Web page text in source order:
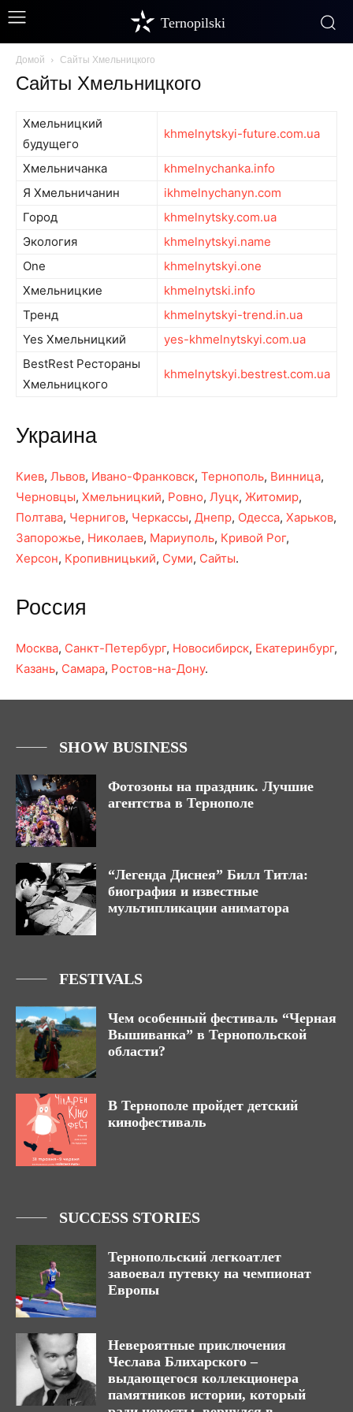
Ternopilski
Домой Сайты Хмельницкого
Сайты Хмельницкого
Хмельницкий
будущего
khmelnytskyi-future.com.ua
Хмельничанка
khmelnychanka.info
Я Хмельничанин
ikhmelnychanyn.com
Город
khmelnytsky.com.ua
Экология
khmelnytskyi.name
One
khmelnytskyi.one
Хмельницкие
khmelnytski.info
Тренд
khmelnytskyi-trend.in.ua
Yes Хмельницкий
yes-khmelnytskyi.com.ua
BestRest Рестораны
Хмельницкого
khmelnytskyi.bestrest.com.ua
Украина
Киев, Львов, Ивано-Франковск, Тернополь, Винница,
Черновцы, Хмельницкий, Ровно, Луцк, Житомир,
Полтава, Чернигов, Черкассы, Днепр, Одесса, Харьков,
Запорожье, Николаев, Мариуполь, Кривой Рог,
Херсон, Кропивницький, Суми, Сайты.
Россия
Москва, Санкт-Петербург, Новосибирск, Екатеринбург,
Казань, Самара, Ростов-на-Дону.
SHOW BUSINESS
Фотозоны на праздник. Лучшие
агентства в Тернополе
“Легенда Диснея” Билл Титла:
биография и известные
мультипликации аниматора
FESTIVALS
Чем особенный фестиваль “Черная
Вышиванка” в Тернопольской
области?
В Тернополе пройдет детский
кинофестиваль
SUCCESS STORIES
Тернопольский легкоатлет
завоевал путевку на чемпионат
Европы
Невероятные приключения
Чеслава Блихарского –
выдающегося коллекционера
памятников истории, который